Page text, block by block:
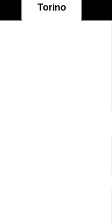
Torino